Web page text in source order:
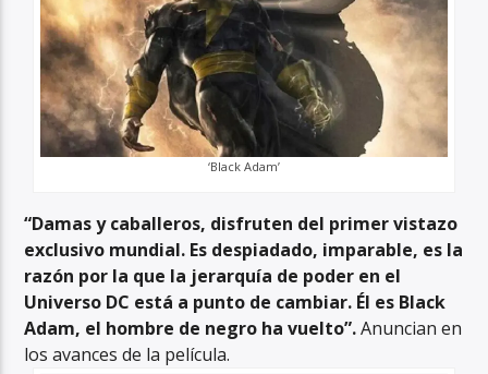
‘Black Adam’
“Damas y caballeros, disfruten del primer vistazo
exclusivo mundial. Es despiadado, imparable, es la
razón por la que la jerarquía de poder en el
Universo DC está a punto de cambiar. Él es Black
Adam, el hombre de negro ha vuelto”.Anuncian en
los avances de la película.